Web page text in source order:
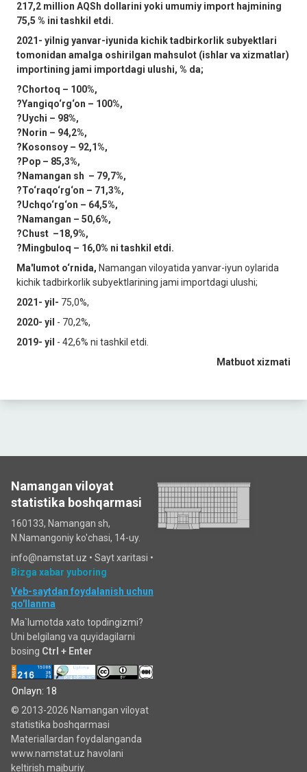
217,2 million AQSh dollarini yoki umumiy import hajmining
75,5 % ini tashkil etdi.
2021- yilnig yanvar-iyunida kichik tadbirkorlik subyektlari
tomonidan amalga oshirilgan mahsulot (ishlar va xizmatlar)
importining jami importdagi ulushi, % da;
?Chortoq – 100%,
?Yangiqo‘rg‘on – 100%,
?Uychi – 98%,
?Norin – 94,2%,
?Kosonsoy – 92,1%,
?Pop – 85,3%,
?Namangan sh – 79,7%,
?To‘raqo‘rg‘on – 71,3%,
?Uchqo‘rg‘on – 64,5%,
?Namangan – 50,6%,
?Chust –18,9%,
?Mingbuloq – 16,0% ni tashkil etdi.
Ma'lumot o‘rnida, Namangan viloyatida yanvar-iyun oylarida
kichik tadbirkorlik subyektlarining jami importdagi ulushi;
2021- yil- 75,0%,
2020- yil - 70,2%,
2019- yil - 42,6% ni tashkil etdi.
Matbuot xizmati
Namangan viloyat
statistika boshqarmasi
160133, Namangan sh,
N.Namangoniy ko'chasi, 14-uy.
info@namstat.uz • Sayt xaritasi •
Bizga xabar yuboring
Veb-saytdan foydalanish uchun
qo'llanma
Ma`lumotda xato topdingizmi?
Uni belgilang va quyidagilarni
bosing Ctrl + Enter
Onlayn: 18
© 2013-2026 Namangan viloyat
statistika boshqarmasi
Materiallardan foydalanganda
www.namstat.uz havolani
keltirish majburiy.